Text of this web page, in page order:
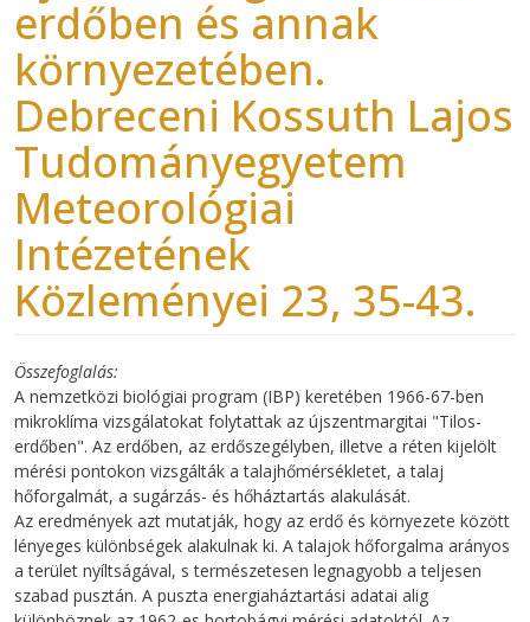
erdőben és annak
környezetében.
Debreceni Kossuth Lajos
Tudományegyetem
Meteorológiai
Intézetének
Közleményei 23, 35-43.
Összefoglalás
A nemzetközi biológiai program (IBP) keretében 1966-67-ben
mikroklíma vizsgálatokat folytattak az újszentmargitai "Tilos-
erdőben". Az erdőben, az erdőszegélyben, illetve a réten kijelölt
mérési pontokon vizsgálták a talajhőmérsékletet, a talaj
hőforgalmát, a sugárzás- és hőháztartás alakulását.
Az eredmények azt mutatják, hogy az erdő és környezete között
lényeges különbségek alakulnak ki. A talajok hőforgalma arányos
a terület nyíltságával, s természetesen legnagyobb a teljesen
szabad pusztán. A puszta energiaháztartási adatai alig